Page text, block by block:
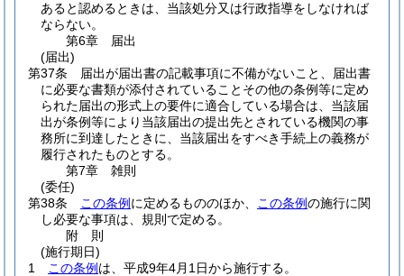
あると認めるときは、当該処分又は行政指導をしなければ
ならない。
第6章
届出
(届出)
第37条
届出が届出書の記載事項に不備がないこと、届出書
に必要な書類が添付されていることその他の条例等に定め
られた届出の形式上の要件に適合している場合は、当該届
出が条例等により当該届出の提出先とされている機関の事
務所に到達したときに、当該届出をすべき手続上の義務が
履行されたものとする。
第7章
雑則
(委任)
第38条
この条例 に定めるもののほか、 この条例の施行に関
し必要な事項は、規則で定める。
附 則
(施行期日)
1
この条例 は、平成9年4月1日から施行する。